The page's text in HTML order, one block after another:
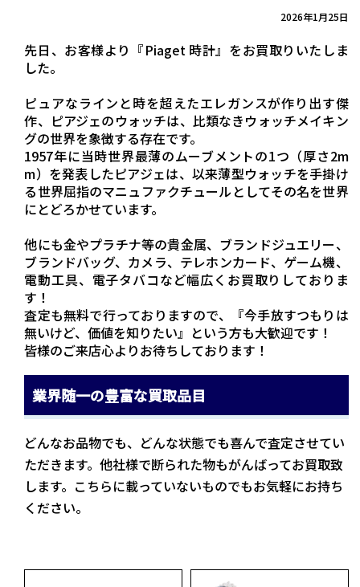
2026年1月25日
先日、お客様より『Piaget 時計』をお買取りいたしま
した。
ピュアなラインと時を超えたエレガンスが作り出す傑
作、ピアジェのウォッチは、比類なきウォッチメイキン
グの世界を象徴する存在です。
1957年に当時世界最薄のムーブメントの1つ（厚さ2m
m）を発表したピアジェは、以来薄型ウォッチを手掛け
る世界屈指のマニュファクチュールとしてその名を世界
にとどろかせています。
他にも金やプラチナ等の貴金属、ブランドジュエリー、
ブランドバッグ、カメラ、テレホンカード、ゲーム機、
電動工具、電子タバコなど幅広くお買取りしておりま
す！
査定も無料で行っておりますので、『今手放すつもりは
無いけど、価値を知りたい』という方も大歓迎です！
皆様のご来店心よりお待ちしております！
業界随一の豊富な買取品目
どんなお品物でも、どんな状態でも喜んで査定させてい
ただきます。他社様で断られた物もがんばってお買取致
します。こちらに載っていないものでもお気軽にお持ち
ください。